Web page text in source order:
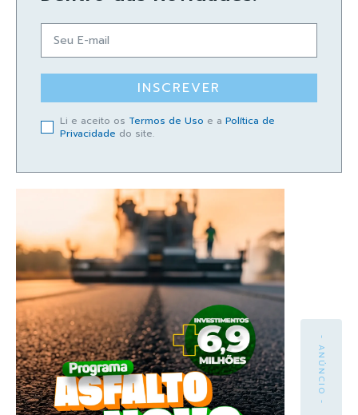
INSCREVER
Li e aceito os Termos de Uso e a Política de
Privacidade do site.
- ANÚNCIO -